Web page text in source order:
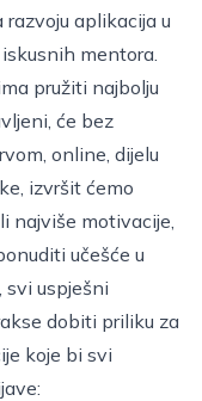
aplikacija u
mentora.
pružiti najbolju
će bez
online, dijelu
izvršit ćemo
najviše motivacije,
učešće u
svi uspješni
dobiti priliku za
koje bi svi